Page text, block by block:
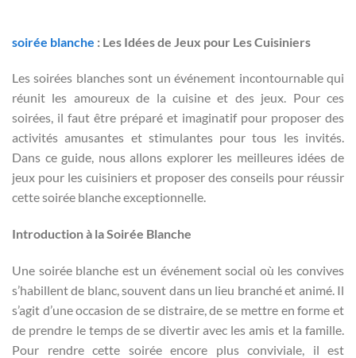
soirée blanche : Les Idées de Jeux pour Les Cuisiniers
Les soirées blanches sont un événement incontournable qui
réunit les amoureux de la cuisine et des jeux. Pour ces
soirées, il faut être préparé et imaginatif pour proposer des
activités amusantes et stimulantes pour tous les invités.
Dans ce guide, nous allons explorer les meilleures idées de
jeux pour les cuisiniers et proposer des conseils pour réussir
cette soirée blanche exceptionnelle.
Introduction à la Soirée Blanche
Une soirée blanche est un événement social où les convives
s’habillent de blanc, souvent dans un lieu branché et animé. Il
s’agit d’une occasion de se distraire, de se mettre en forme et
de prendre le temps de se divertir avec les amis et la famille.
Pour rendre cette soirée encore plus conviviale, il est